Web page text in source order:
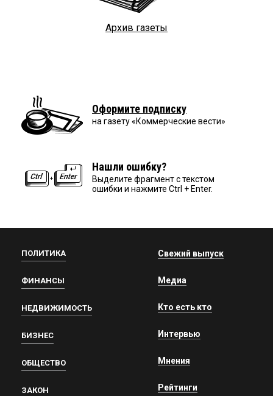
Архив газеты
Оформите подписку
на газету «Коммерческие вести»
Нашли ошибку?
Выделите фрагмент с текстом
ошибки и нажмите Ctrl + Enter.
ПОЛИТИКА
ФИНАНСЫ
НЕДВИЖИМОСТЬ
БИЗНЕС
ОБЩЕСТВО
ЗАКОН
Свежий выпуск
Медиа
Кто есть кто
Интервью
Мнения
Рейтинги